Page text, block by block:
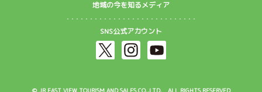
地域の今を知るメディア
SNS公式アカウント
© JR EAST VIEW TOURISM AND SALES CO.,LTD. ALL RIGHTS RESERVED